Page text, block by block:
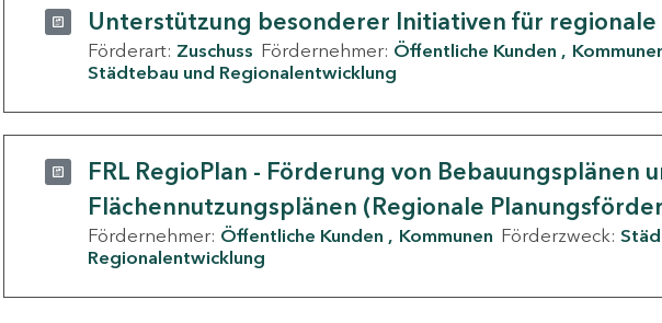
Unterstützung besonderer Initiativen für regionale
Förderart: Zuschuss Fördernehmer: Öffentliche Kunden
Städtebau und Regionalentwicklung
FRL RegioPlan - Förderung von Bebauungsplänen
Flächennutzungsplänen (Regionale
Fördernehmer: Öffentliche Kunden Kommunen Förderzweck:
Regionalentwicklung